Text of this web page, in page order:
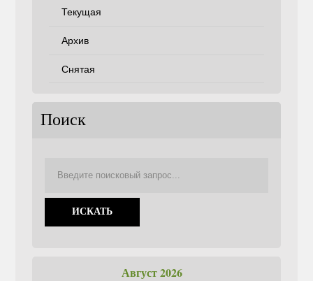
Текущая
Архив
Снятая
Поиск
Август 2026